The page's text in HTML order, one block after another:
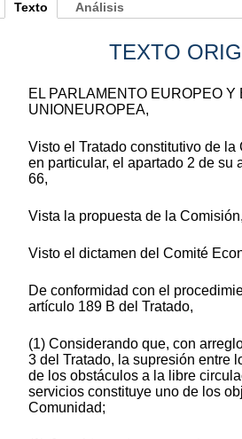
Texto
TEXTO
EL PARLAMENTO EUROPEO Y
UNIONEUROPEA,
Visto el Tratado constitutivo de la
en particular, el apartado 2 de su
66,
Vista la propuesta de la Comisión,
Visto el dictamen del Comité
De conformidad con el
artículo 189 B del Tratado,
(1) Considerando que, con
3 del Tratado, la supresión entre
de los obstáculos a la libre
servicios constituye uno de los
Comunidad;
Análisis